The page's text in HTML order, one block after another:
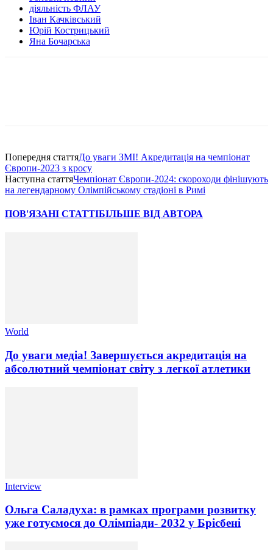
діяльність ФЛАУ
Іван Качківський
Юрій Кострицький
Яна Бочарська
Попередня статтяДо уваги ЗМІ! Акредитація на чемпіонат
Європи-2023 з кросу
Наступна статтяЧемпіонат Європи-2024: скороходи фінішують
на легендарному Олімпійському стадіоні в Римі
ПОВ'ЯЗАНІ СТАТТІБІЛЬШЕ ВІД АВТОРА
World
До уваги медіа! Завершується акредитація на
абсолютний чемпіонат світу з легкої атлетики
Interview
Ольга Саладуха: в рамках програми розвитку
уже готуємося до Олімпіади- 2032 у Брісбені